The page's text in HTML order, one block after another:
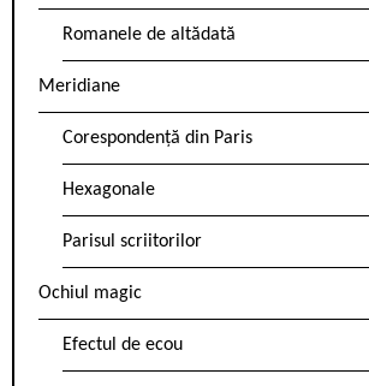
Romanele de altădată
Meridiane
Corespondență din Paris
Hexagonale
Parisul scriitorilor
Ochiul magic
Efectul de ecou